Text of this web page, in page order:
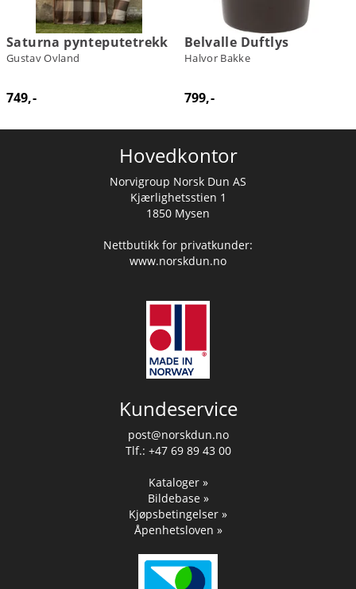
Saturna pynteputetrekk
Gustav Ovland
749,-
Belvalle Duftlys
Halvor Bakke
799,-
Hovedkontor
Norvigroup Norsk Dun AS
Kjærlighetsstien 1
1850 Mysen
Nettbutikk for privatkunder:
www.norskdun.no
Kundeservice
post@norskdun.no
Tlf.: +47 69 89 43 00
Kataloger »
Bildebase »
Kjøpsbetingelser »
Åpenhetsloven »